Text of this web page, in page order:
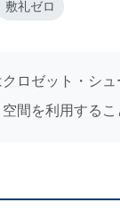
敷礼ゼロ
クロゼット・シ
空間を利用する